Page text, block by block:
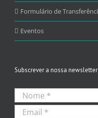
Formulário de
Eventos
Subscrever a nossa newsletter